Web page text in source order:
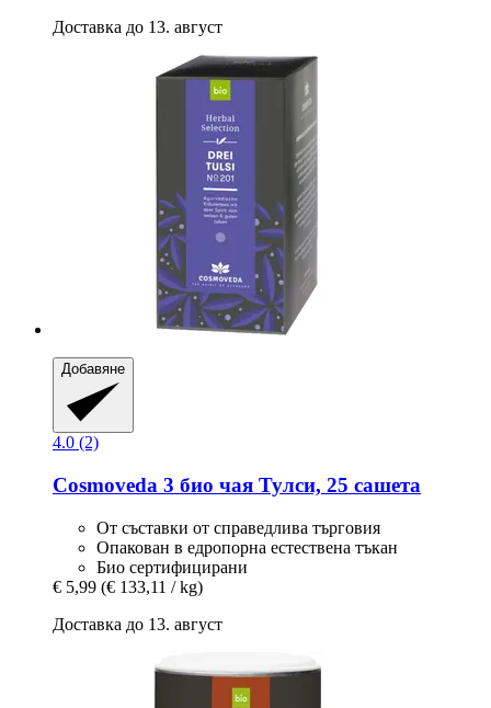
Доставка до 13. август
Добавяне
4.0 (2)
Cosmoveda 3 био чая Тулси, 25 сашета
От съставки от справедлива търговия
Опакован в едропорна естествена тъкан
Био сертифицирани
€ 5,99 (€ 133,11 / kg)
Доставка до 13. август